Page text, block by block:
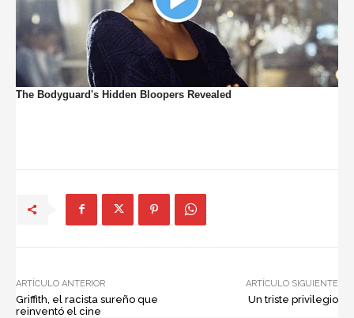
ARTÍCULO ANTERIOR
Griffith, el racista sureño que
reinventó el cine
ARTÍCULO SIGUIENTE
Un triste privilegio